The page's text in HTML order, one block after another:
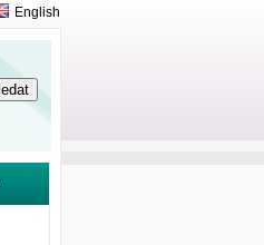
English